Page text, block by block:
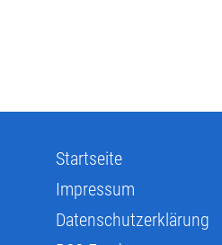
Startseite
Impressum
Datenschutzerklärung